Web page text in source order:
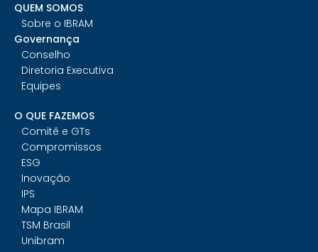
QUEM SOMOS
Sobre o IBRAM
Governança
Conselho
Diretoria Executiva
Equipes
O QUE FAZEMOS
Comitê e GTs
Compromissos
ESG
Inovação
IPS
Mapa IBRAM
TSM Brasil
Unibram